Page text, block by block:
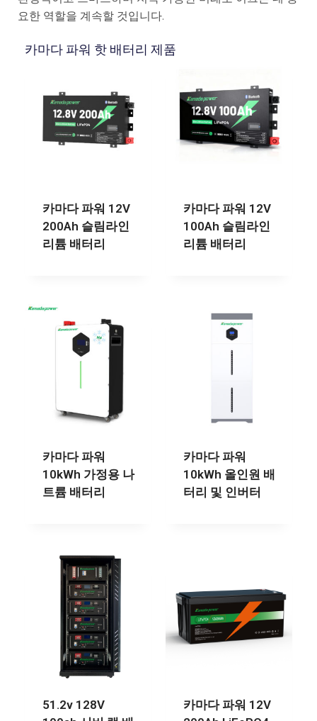
요한 역할을 계속할 것입니다.
카마다 파워 핫 배터리 제품
카마다 파워 12V
200Ah 슬림라인
리튬 배터리
카마다 파워 12V
100Ah 슬림라인
리튬 배터리
카마다 파워
10kWh 가정용 나
트륨 배터리
카마다 파워
10kWh 올인원 배
터리 및 인버터
51.2v 128V
카마다 파워 12V